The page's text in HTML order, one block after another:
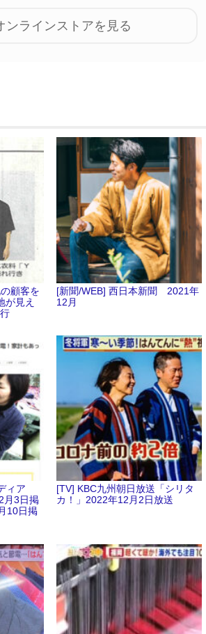
ンラインストアを見る
顧客を
が見え
[新聞/WEB] 西日本新聞 2021年
12月
ィア
月3日掲
10日掲
[TV] KBC九州朝日放送「シリタ
カ！」2022年12月2日放送